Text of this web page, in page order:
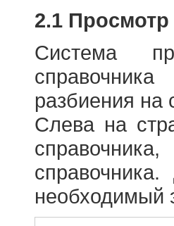
2.1
Система
разбиения на
Слева на
необходимый